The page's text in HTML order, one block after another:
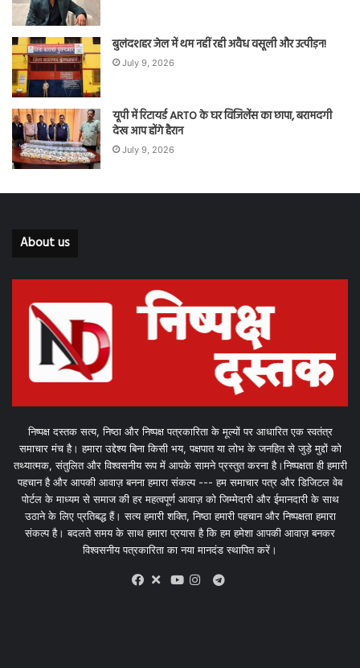
बुलंदशहर जेल में थम नहीं रही अवैध वसूली और उत्पीड़न!
July 9, 2026
यूपी में रिटायर्ड ARTO के घर विजिलेंस का छापा, बरामदगी
देख आप होंगे हैरान
July 9, 2026
About us
निष्पक्ष दस्तक सत्य, निष्ठा और निष्पक्ष पत्रकारिता के मूल्यों पर आधारित एक स्वतंत्र
समाचार मंच है। हमारा उद्देश्य बिना किसी भय, पक्षपात या लोभ के जनहित से जुड़े मुद्दों को
तथ्यात्मक, संतुलित और विश्वसनीय रूप में आपके सामने प्रस्तुत करना है।निष्पक्षता ही हमारी
पहचान है और आपकी आवाज़ बनना हमारा संकल्प --- हम समाचार पत्र और डिजिटल वेब
पोर्टल के माध्यम से समाज की हर महत्वपूर्ण आवाज़ को जिम्मेदारी और ईमानदारी के साथ
उठाने के लिए प्रतिबद्ध हैं। सत्य हमारी शक्ति, निष्ठा हमारी पहचान और निष्पक्षता हमारा
संकल्प है। बदलते समय के साथ हमारा प्रयास है कि हम हमेशा आपकी आवाज़ बनकर
विश्वसनीय पत्रकारिता का नया मानदंड स्थापित करें।
X
Telegram